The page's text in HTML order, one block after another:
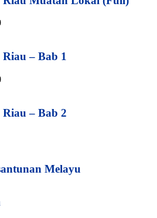
– Bab 1
– Bab 2
Melayu